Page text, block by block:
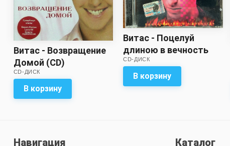
Витас - Возвращение
Домой (CD)
CD-ДИСК
В корзину
Витас - Поцелуй
длиною в вечность
(CD)
CD-ДИСК
В корзину
Навигация Каталог